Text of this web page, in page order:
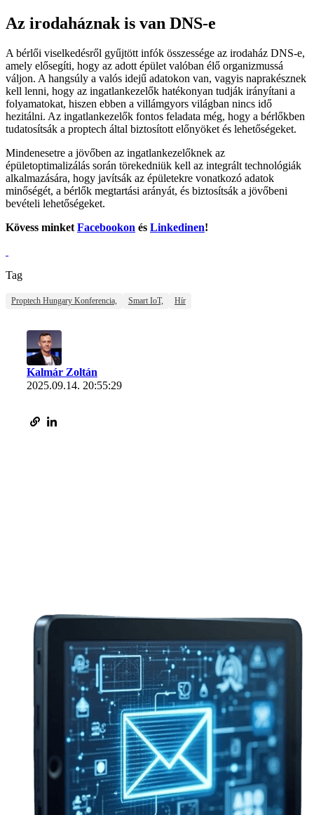
Az irodaháznak is van DNS-e
A bérlői viselkedésről gyűjtött infók összessége az irodaház DNS-e,
amely elősegíti, hogy az adott épület valóban élő organizmussá
váljon. A hangsúly a valós idejű adatokon van, vagyis naprakésznek
kell lenni, hogy az ingatlankezelők hatékonyan tudják irányítani a
folyamatokat, hiszen ebben a villámgyors világban nincs idő
hezitálni. Az ingatlankezelők fontos feladata még, hogy a bérlőkben
tudatosítsák a proptech által biztosított előnyöket és lehetőségeket.
Mindenesetre a jövőben az ingatlankezelőknek az
épületoptimalizálás során törekedniük kell az integrált technológiák
alkalmazására, hogy javítsák az épületekre vonatkozó adatok
minőségét, a bérlők megtartási arányát, és biztosítsák a jövőbeni
bevételi lehetőségeket.
Kövess minket Facebookon és Linkedinen!
Tag
Proptech Hungary Konferencia, Smart IoT, Hír
Kalmár Zoltán
2025.09.14. 20:55:29